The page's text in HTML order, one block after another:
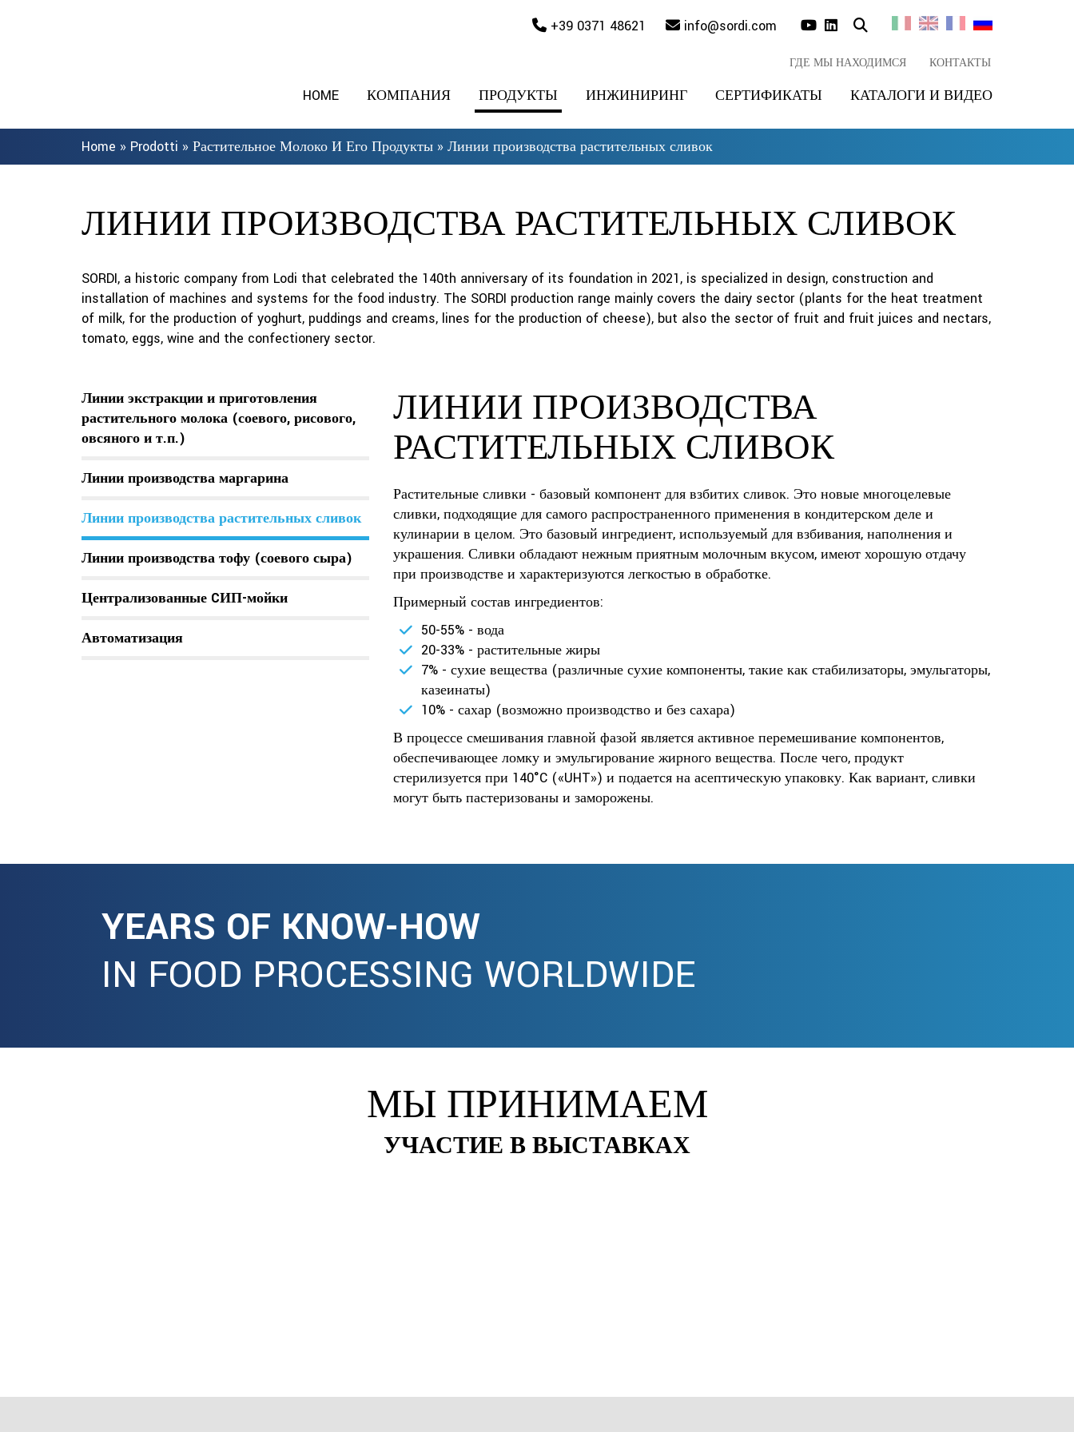
+39 0371 48621 info@sordi.com
ГДЕ МЫ НАХОДИМСЯ КОНТАКТЫ
HOME КОМПАНИЯ ПРОДУКТЫ ИНЖИНИРИНГ СЕРТИФИКАТЫ КАТАЛОГИ И ВИДЕО
Home » Prodotti » Растительное Молоко И Его Продукты » Линии производства растительных сливок
ЛИНИИ ПРОИЗВОДСТВА РАСТИТЕЛЬНЫХ СЛИВОК
SORDI, a historic company from Lodi that celebrated the 140th anniversary of its foundation in 2021, is specialized in design, construction and
installation of machines and systems for the food industry. The SORDI production range mainly covers the dairy sector (plants for the heat treatment
of milk, for the production of yoghurt, puddings and creams, lines for the production of cheese), but also the sector of fruit and fruit juices and nectars,
tomato, eggs, wine and the confectionery sector.
Линии экстракции и приготовления
растительного молока (соевого, рисового,
овсяного и т.п.)
Линии производства маргарина
Линии производства растительных сливок
Линии производства тофу (соевого сыра)
Централизованные CИП-мойки
Автоматизация
ЛИНИИ ПРОИЗВОДСТВА
РАСТИТЕЛЬНЫХ СЛИВОК
Растительные сливки - базовый компонент для взбитих сливок. Это новые многоцелевые
сливки, подходящие для самого распространенного применения в кондитерском деле и
кулинарии в целом. Это базовый ингредиент, используемый для взбивания, наполнения и
украшения. Сливки обладают нежным приятным молочным вкусом, имеют хорошую отдачу
при производстве и характеризуются легкостью в обработке.
Примерный состав ингредиентов:
50-55% - вода
20-33% - растительные жиры
7% - сухие вещества (различные сухие компоненты, такие как стабилизаторы, эмульгаторы,
казеинаты)
10% - сахар (возможно производство и без сахара)
В процессе смешивания главной фазой является активное перемешивание компонентов,
обеспечивающее ломку и эмульгирование жирного вещества. После чего, продукт
стерилизуется при 140°C («UHT») и подается на асептическую упаковку. Как вариант, сливки
могут быть пастеризованы и заморожены.
YEARS OF KNOW-HOW
IN FOOD PROCESSING WORLDWIDE
МЫ ПРИНИМАЕМ
УЧАСТИЕ В ВЫСТАВКАХ